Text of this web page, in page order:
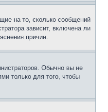
на то, сколько сообщений
зависит, включена ли
причин.
Обычно вы не
только для того, чтобы